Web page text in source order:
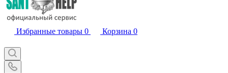
Избранные товары 0 Корзина 0